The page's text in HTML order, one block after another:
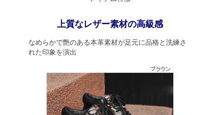
上質なレザー素材の高級感
なめらかで艶のある本革素材が足元に品格と洗練さ
れた印象を演出